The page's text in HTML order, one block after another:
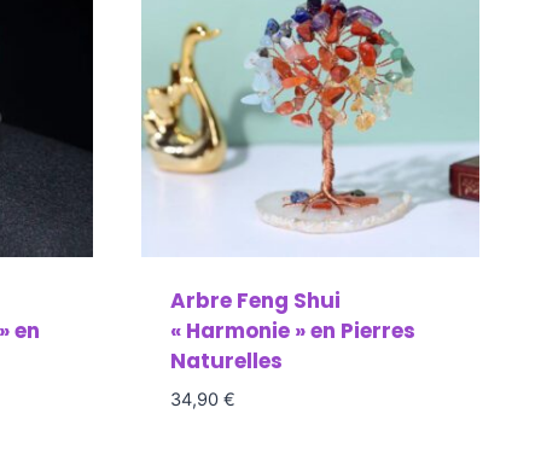
en
Arbre Feng Shui
« Harmonie » en Pierres
Naturelles
34,90 €